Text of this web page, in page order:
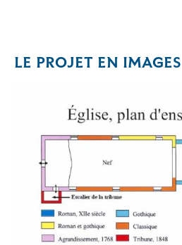
LE PROJET EN IMAGES